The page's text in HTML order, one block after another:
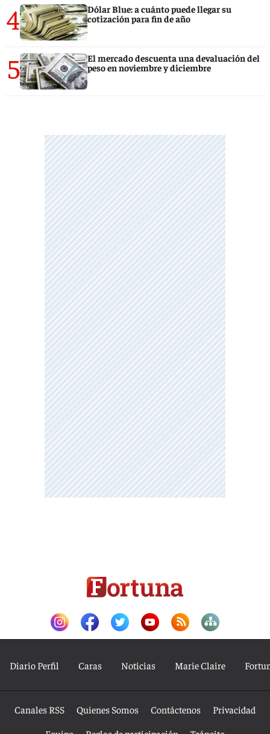
4
Dólar Blue: a cuánto puede llegar su
cotización para fin de año
5
El mercado descuenta una devaluación del
peso en noviembre y diciembre
Diario Perfil Caras Noticias Marie Claire
Canales RSS Quienes Somos Contáctenos
Privacidad